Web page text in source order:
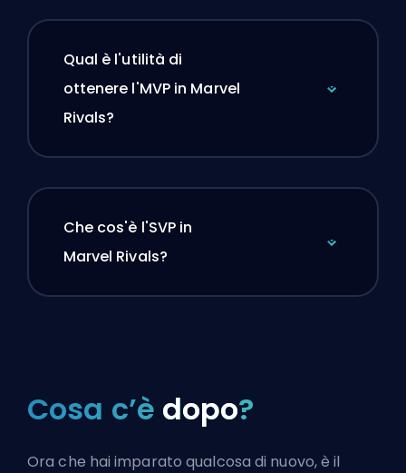
Qual è l'utilità di
ottenere l'MVP in Marvel
Rivals?
Che cos'è l'SVP in
Marvel Rivals?
Cosa c’è dopo?
Ora che hai imparato qualcosa di nuovo, è il